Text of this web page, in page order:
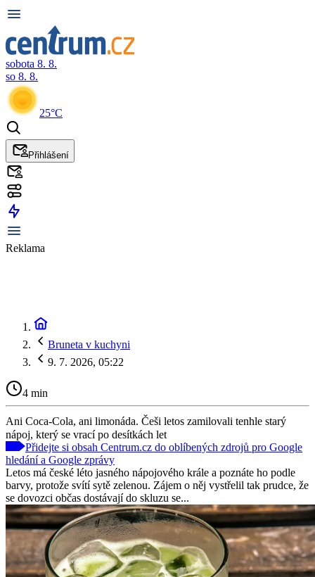
sobota 8. 8.
so 8. 8.
25°C
Přihlášení
Reklama
Bruneta v kuchyni
9. 7. 2026, 05:22
4 min
Ani Coca-Cola, ani limonáda. Češi letos zamilovali tenhle starý
nápoj, který se vrací po desítkách let
Přidejte si obsah Centrum.cz do oblíbených zdrojů pro Google
hledání a Google zprávy
Letos má české léto jasného nápojového krále a poznáte ho podle
barvy, protože svítí sytě zelenou. Zájem o něj vystřelil tak prudce, že
se dovozci občas dostávají do skluzu se...